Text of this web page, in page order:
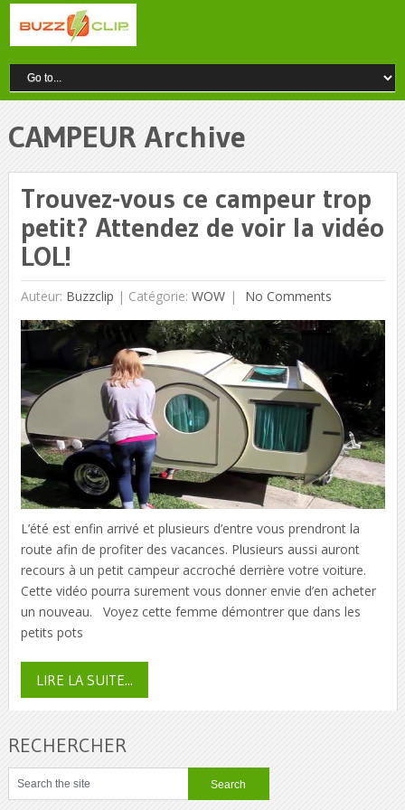
CAMPEUR Archive
Trouvez-vous ce campeur trop
petit? Attendez de voir la vidéo
LOL!
Auteur: Buzzclip | Catégorie: WOW No Comments
L’été est enfin arrivé et plusieurs d’entre vous prendront la
route afin de profiter des vacances. Plusieurs aussi auront
recours à un petit campeur accroché derrière votre voiture.
Cette vidéo pourra surement vous donner envie d’en acheter
un nouveau. Voyez cette femme démontrer que dans les
petits pots
LIRE LA SUITE...
RECHERCHER